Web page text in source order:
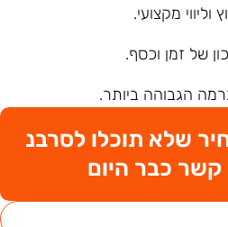
וליווי מקצועי.
של זמן וכסף.
הגבוהה ביותר.
שלא תוכלו לסרבנ
קשר כבר היום